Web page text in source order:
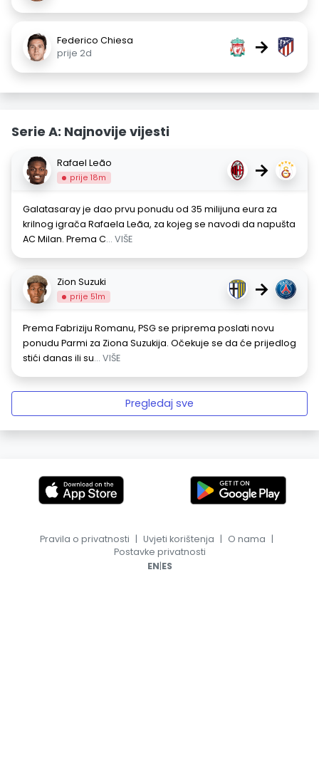
Federico Chiesa
prije 2d
→
Serie A: Najnovije vijesti
Rafael Leão
prije 18m →
Galatasaray je dao prvu ponudu od 35 milijuna eura za
krilnog igrača Rafaela Leãa, za kojeg se navodi da napušta
AC Milan. Prema C... VIŠE
Zion Suzuki
prije 51m →
Prema Fabriziju Romanu, PSG se priprema poslati novu
ponudu Parmi za Ziona Suzukija. Očekuje se da će prijedlog
stići danas ili su... VIŠE
Pregledaj sve
Pravila o privatnosti | Uvjeti korištenja | O nama |
Postavke privatnosti
EN|ES